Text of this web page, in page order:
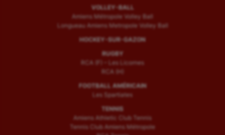
VOLLEY-BALL
Amiens Métropole Volley Ball
Longueau Amiens Metropole Volley Ball
HOCKEY-SUR-GAZON
RUGBY
RCA (F) – Les Licornes
RCA (H)
FOOTBALL AMÉRICAIN
Les Spartiates
TENNIS
Amiens Athletic Club Tennis
Tennis Club Amiens Métropole